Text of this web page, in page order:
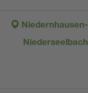
Niedernhausen-
Niederseelbach